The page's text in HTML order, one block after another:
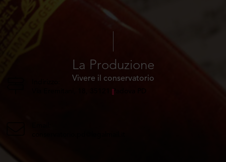
La Produzione
Vivere il conservatorio
Via Eremitani, 18, 35121 Padova PD